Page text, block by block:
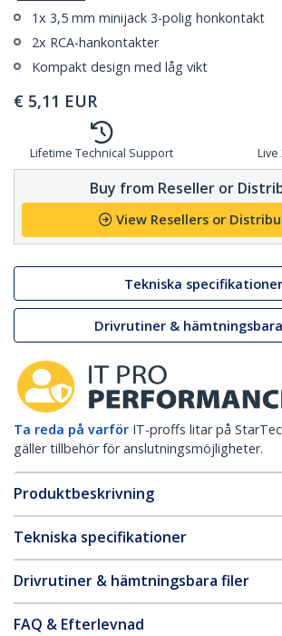
1x 3,5 mm minijack 3-polig honkontakt
2x RCA-hankontakter
Kompakt design med låg vikt
€ 5,11 EUR
Lifetime Technical Support
Buy from Reseller or
View Resellers or
Tekniska specifikationer
Drivrutiner &
Ta reda på varför IT-proffs litar på
gäller tillbehör för anslutningsmöjligheter.
Produktbeskrivning
Tekniska specifikationer
Drivrutiner & hämtningsbara filer
FAQ & Efterlevnad